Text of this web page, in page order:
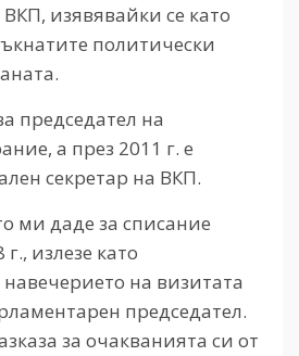
изявявайки се като
политически
председател на
а през 2011 г. е
секретар на ВКП.
ми даде за списание
излезе като
на визитата
председател.
за очакванията си от